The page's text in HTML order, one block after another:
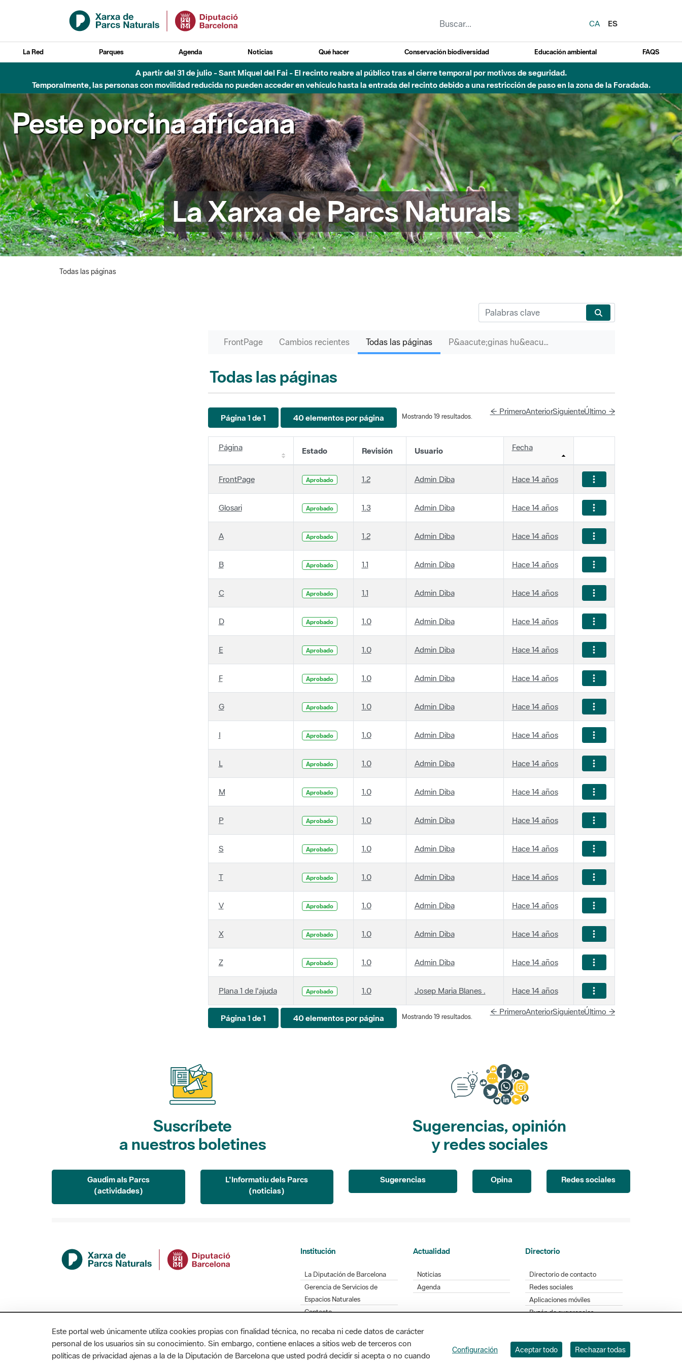
Saltar al contenido principal
CA
ES
La Red Parques Agenda Noticias Qué hacer Conservación biodiversidad Educación ambiental FAQS
Hasta diciembre de 2026 - Parque Fluvial Besós - Afectaciones en el cauce del Parque Fluvial del Besòs debido a obras de construcción de una pasarela sobre el río
Peste porcina africana
La Xarxa de Parcs Naturals
Página 1 de 1 40 elementos por página
Página Estado Revisión Usuario Fecha
FrontPage 1.2 Admin Diba Hace 14 años
Glosari Aprobado 1.3 Admin Diba Hace 14 años
A 1.2 Admin Diba Hace 14 años
B Aprobado 1.1 Admin Diba Hace 14 años
C 1.1 Admin Diba Hace 14 años
D Aprobado 1.0 Admin Diba Hace 14 años
E 1.0 Admin Diba Hace 14 años
F Aprobado 1.0 Admin Diba Hace 14 años
G 1.0 Admin Diba Hace 14 años
I Aprobado 1.0 Admin Diba Hace 14 años
L 1.0 Admin Diba Hace 14 años
M Aprobado 1.0 Admin Diba Hace 14 años
P 1.0 Admin Diba Hace 14 años
S Aprobado 1.0 Admin Diba Hace 14 años
T 1.0 Admin Diba Hace 14 años
V Aprobado 1.0 Admin Diba Hace 14 años
X 1.0 Admin Diba Hace 14 años
Z Aprobado 1.0 Admin Diba Hace 14 años
Plana 1 de l'ajuda 1.0 Josep Maria Blanes . Hace 14 años
Página 1 de 1 40 elementos por página Mostrando 19 resultados.
SiguienteÚltimo →
a nuestros boletines
(actividades)
(noticias)
y redes sociales
Gerencia de Servicios de
Espacios Naturales
Contacto
Agenda
Redes sociales
Aplicaciones móviles
Buzón de sugerencias
Opinión sobre los parques
AVISO LEGAL ACCESIBILIDAD
Diputación de Barcelona. Edifici Llacuna, 1a planta. Badajoz, 49. 08005 Barcelona. Tel. 934 022 428
/ xarxaparcs@diba.cat
Este portal web únicamente utiliza cookies propias con finalidad técnica, no recaba ni cede datos de carácter
personal de los usuarios sin su conocimiento. Sin embargo, contiene enlaces a sitios web de terceros con
políticas de privacidad ajenas a la de la Diputación de Barcelona que usted podrá decidir si acepta o no cuando
Configuración Aceptar todo Rechazar todas